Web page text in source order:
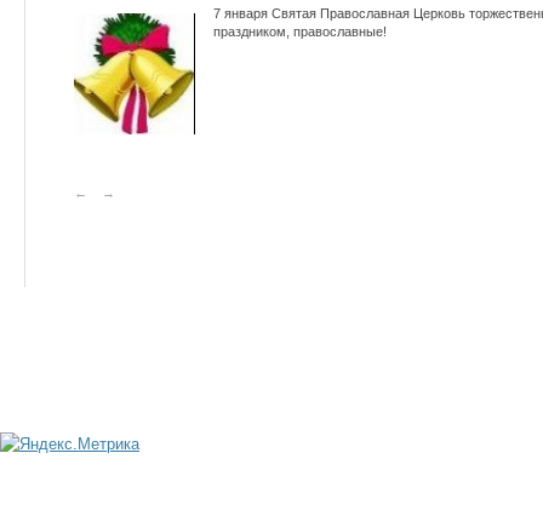
7 января Святая Православная Церковь
праздником, православные!
← →